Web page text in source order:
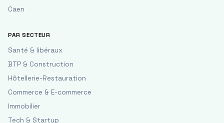
Caen
PAR SECTEUR
Santé & libéraux
BTP & Construction
Hôtellerie-Restauration
Commerce & E-commerce
Immobilier
Tech & Startup